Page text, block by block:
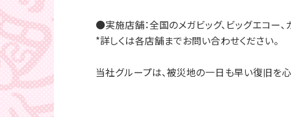
●実施店舗：全国のメガビッグ、ビッグエコー、
*詳しくは各店舗までお問い合わせください。
当社グループは、被災地の一日も早い復旧を心